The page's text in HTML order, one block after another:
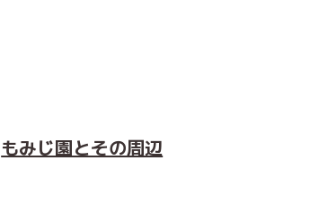
もみじ園とその周辺